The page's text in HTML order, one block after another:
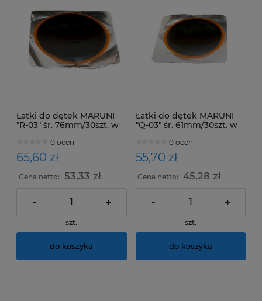
Łatki do dętek MARUNI
"R-03" śr. 76mm/30szt. w
0 ocen
65,60 zł
Cena netto: 53,33 zł
- +
szt.
do koszyka
Łatki do dętek MARUNI
"Q-03" śr. 61mm/30szt. w
0 ocen
55,70 zł
Cena netto: 45,28 zł
- +
szt.
do koszyka